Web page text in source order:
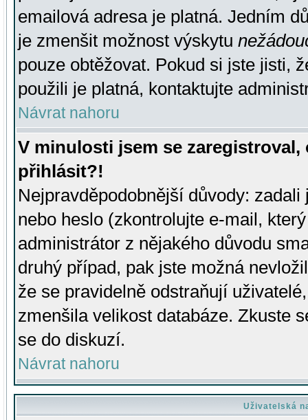
emailová adresa je platná. Jedním
je zmenšit možnost výskytu
pouze obtěžovat. Pokud si jste jisti,
použili je platná, kontaktujte
Návrat nahoru
V minulosti jsem se
přihlásit?!
Nejpravděpodobnější důvody:
nebo heslo (zkontrolujte e-mail,
administrátor z nějakého důvodu
druhý případ, pak jste možná
že se pravidelně odstraňují
zmenšila velikost databáze. Zkuste
se do diskuzí.
Návrat nahoru
Uživatelská